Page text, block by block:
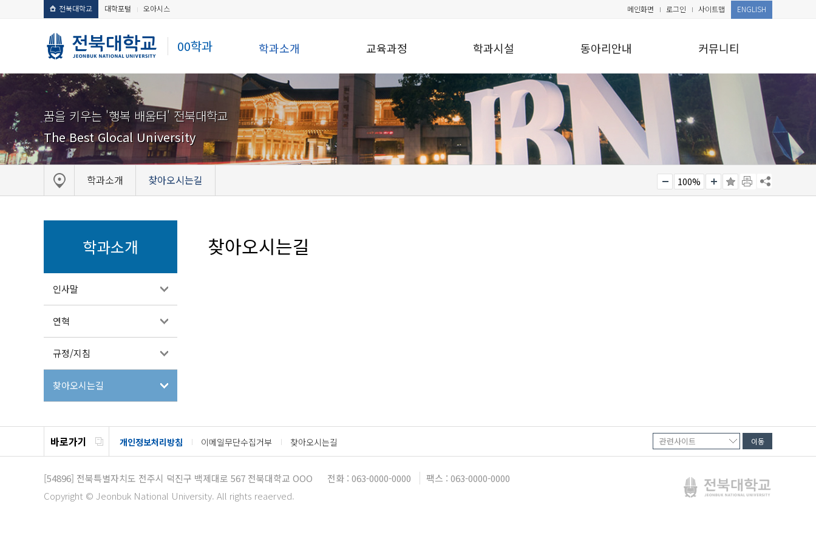
전북대학교 대학포털 오아시스
00학과
메인화면 로그인 사이트맵 ENGLISH
학과소개 교육과정 학과시설 동아리안내 커뮤니티
꿈을 키우는 '행복 배움터' 전북대학교
The Best Glocal University
학과소개 찾아오시는길 100%
학과소개
인사말
연혁
규정/지침
찾아오시는길
찾아오시는길
바로가기 개인정보처리방침 이메일무단수집거부 찾아오시는길
[54896] 전북특별자치도 전주시 덕진구 백제대로 567 전북대학교 OOO 전화 : 063-0000-0000
팩스 : 063-0000-0000
Copyright © Jeonbuk National University. All rights reaerved.